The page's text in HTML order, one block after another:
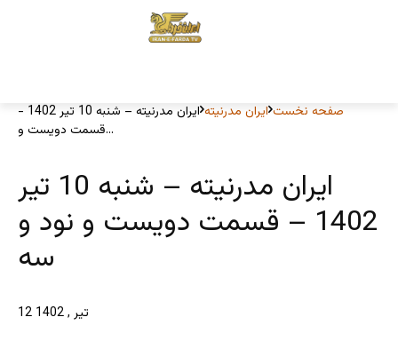
صفحه نخست ایران مدرنیته
ایران مدرنیته – شنبه 10 تیر 1402 -
قسمت دویست و...
ایران مدرنیته – شنبه 10 تیر
1402 – قسمت دویست و نود و
سه
12 تیر , 1402